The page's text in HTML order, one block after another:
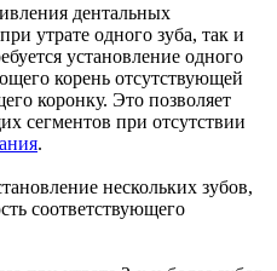
дентальных
утрате одного зуба, так и
установление одного
корень отсутствующей
коронку. Это позволяет
сегментов при отсутствии
.
нескольких зубов,
соответствующего